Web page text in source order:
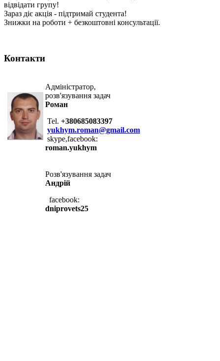
відвідати групу!
Зараз діє акція - підтримай студента!
Знижки на роботи + безкоштовні консультації.
Контакти
Адміністратор,
розв'язування задач
Роман
Tel. +380685083397
yukhym.roman@gmail.com
skype,facebook:
roman.yukhym
Розв'язування задач
Андрій
facebook:
dniprovets25